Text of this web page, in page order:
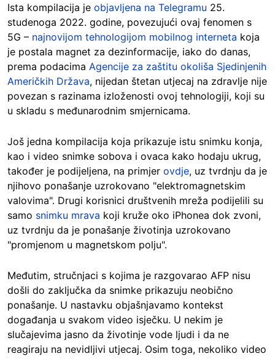
Ista kompilacija je objavljena na Telegramu 25.
studenoga 2022. godine, povezujući ovaj fenomen s
5G – najnovijom tehnologijom mobilnog interneta koja
je postala magnet za dezinformacije, iako do danas,
prema podacima Agencije za zaštitu okoliša Sjedinjenih
Američkih Država, nijedan štetan utjecaj na zdravlje nije
povezan s razinama izloženosti ovoj tehnologiji, koji su
u skladu s međunarodnim smjernicama.
Još jedna kompilacija koja prikazuje istu snimku konja,
kao i video snimke sobova i ovaca kako hodaju ukrug,
također je podijeljena, na primjer ovdje, uz tvrdnju da je
njihovo ponašanje uzrokovano "elektromagnetskim
valovima". Drugi korisnici društvenih mreža podijelili su
samo snimku mrava koji kruže oko iPhonea dok zvoni,
uz tvrdnju da je ponašanje životinja uzrokovano
"promjenom u magnetskom polju".
Međutim, stručnjaci s kojima je razgovarao AFP nisu
došli do zaključka da snimke prikazuju neobično
ponašanje. U nastavku objašnjavamo kontekst
događanja u svakom video isječku. U nekim je
slučajevima jasno da životinje vode ljudi i da ne
reagiraju na nevidljivi utjecaj. Osim toga, nekoliko video